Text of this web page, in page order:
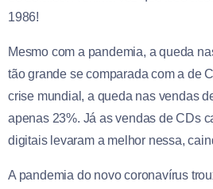
1986!
Mesmo com a pandemia, a queda
tão grande se comparada com a de
crise mundial, a queda nas vendas
apenas 23%. Já as vendas de CDs
digitais levaram a melhor nessa,
A pandemia do novo coronavírus